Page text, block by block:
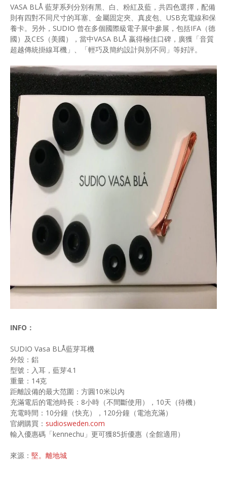
VASA BLÅ 藍芽系列分別有黑、白、粉紅及藍，共四色選擇，配備
則有四對不同尺寸的耳塞、金屬固定夾、真皮包、USB充電線和保
養卡。另外，SUDIO 曾在多個國際級電子展中參展，包括IFA（德
國）及CES（美國），當中VASA BLÅ 嬴得極佳口碑，廣獲「音質
超越傳統掛線耳機」、「輕巧及簡約設計與別不同」等好評。
INFO：
SUDIO Vasa BLÅ藍芽耳機
外殼：鋁
型號：入耳，藍芽4.1
重量：14克
距離設備的最大范圍：方圓10米以內
充滿電后的電池時長：8小時（不間斷使用），10天（待機）
充電時間：10分鐘（快充），120分鐘（電池充滿）
官網購買： sudiosweden.com
輸入優惠碼「kennechu」更可獲85折優惠（全館適用）
來源： 堅。離地城